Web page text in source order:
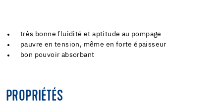
très bonne fluidité et aptitude au pompage
pauvre en tension, même en forte épaisseur
bon pouvoir absorbant
PROPRIÉTÉS